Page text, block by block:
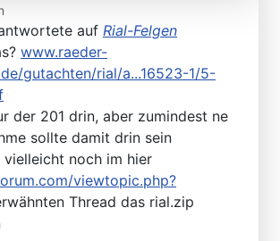
auf Rial-Felgen
www.raeder-
gutachten/rial/a...16523-1/5-
der 201 drin, aber zumindest ne
sollte damit drin sein
vielleicht noch im hier
viewtopic.php?
Thread das rial.zip